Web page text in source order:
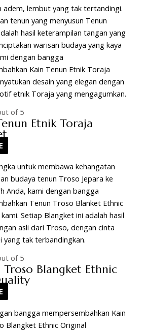
of 5
Etnik Toraja
of 5
Troso Blangket Ethnic